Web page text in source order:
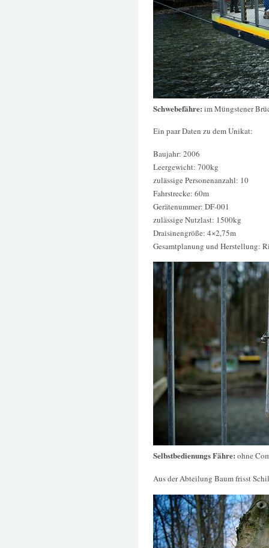
Schwebefähre: im Müngstener
Ein paar Daten zu dem Unikat:
Baujahr: 2006
Leergewicht: 700kg
zulässige Personenanzahl: 10
Fahrstrecke: 60m
Gerätenummer: DF-001
zulässige Nutzlast: 1500kg
Draisinengröße: 4×2,75m
Gesamtplanung und Herstellung:
Selbstbedienungs Fähre: ohne
Aus der Abteilung Baum frisst